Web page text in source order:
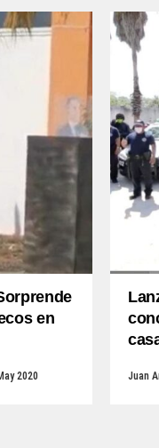
en
2020 Juan